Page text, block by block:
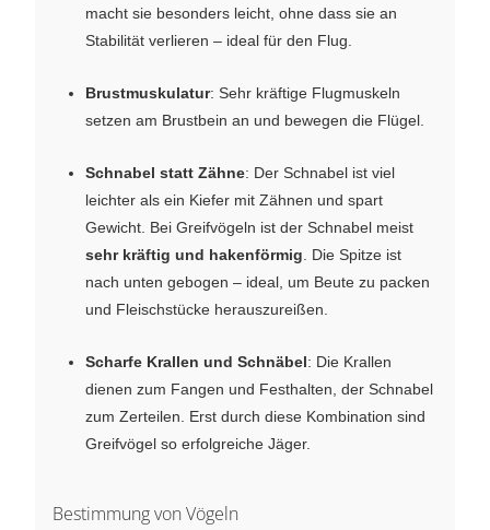
macht sie besonders leicht, ohne dass sie an
Stabilität verlieren – ideal für den Flug.
Brustmuskulatur: Sehr kräftige Flugmuskeln
setzen am Brustbein an und bewegen die Flügel.
Schnabel statt Zähne: Der Schnabel ist viel
leichter als ein Kiefer mit Zähnen und spart
Gewicht. Bei Greifvögeln ist der Schnabel meist
sehr kräftig und hakenförmig . Die Spitze ist
nach unten gebogen – ideal, um Beute zu packen
und Fleischstücke herauszureißen.
Scharfe Krallen und Schnäbel: Die Krallen
dienen zum Fangen und Festhalten, der Schnabel
zum Zerteilen. Erst durch diese Kombination sind
Greifvögel so erfolgreiche Jäger.
Bestimmung von Vögeln